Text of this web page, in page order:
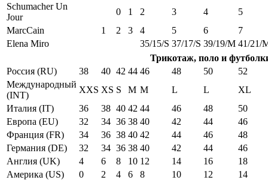
Schumacher Un
Jour
0 1 2 3 4
5
MarcCain
1 2 3 4 5 6
7
Elena Miro
35/15/S 37/17/S 39/19/M 41/21/
Трикотаж, поло и
Россия (RU)
38 40 42 44 46 48 50
52
Международный
(INT)
XXS XS S M M L L
XL
Италия (IT)
36 38 40 42 44 46 48
50
Европа (EU)
32 34 36 38 40 42 44
46
Франция (FR)
34 36 38 40 42 44 46
48
Германия (DE)
32 34 36 38 40 42 44
46
Англия (UK)
4 6 8 10 12 14 16
18
Америка (US)
0 2 4 6 8 10 12
14